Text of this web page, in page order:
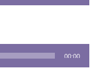
00:00